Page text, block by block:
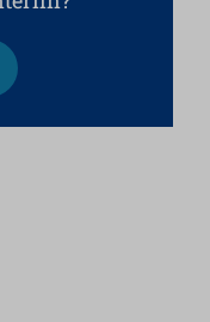
uuteen välilehteen